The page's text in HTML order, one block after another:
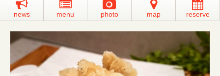
news menu photo map reserve